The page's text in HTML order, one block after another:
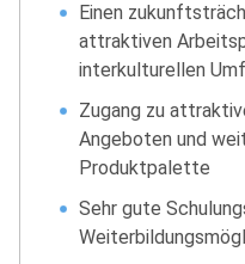
Einen
attraktiven
interkulturellen
Zugang zu
Angeboten und
Produktpalette
Sehr gute